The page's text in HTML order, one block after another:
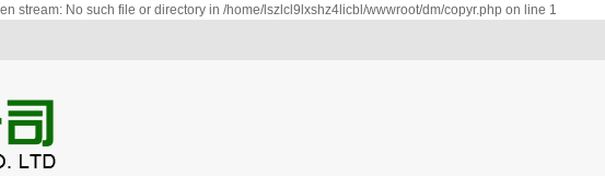
stream: No such file or directory in /home/lszlcl9lxshz4licbl/wwwroot/dm/copyr.php on line 1